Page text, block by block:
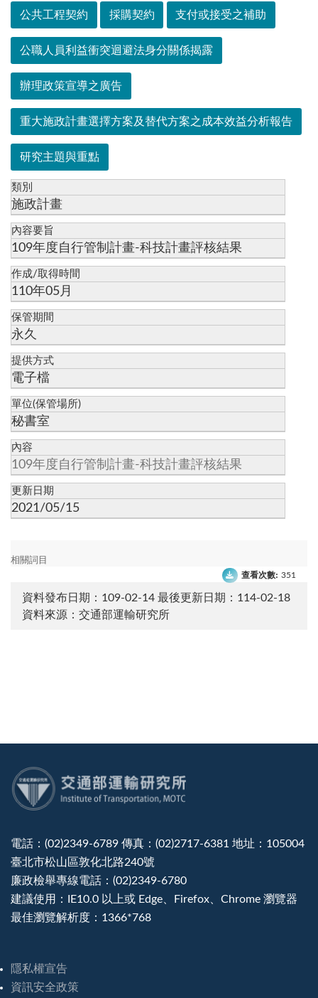
公共工程契約 採購契約 支付或接受之補助
公職人員利益衝突迴避法身分關係揭露
辦理政策宣導之廣告
重大施政計畫選擇方案及替代方案之成本效益分析報告
研究主題與重點
類別
施政計畫
內容要旨
109年度自行管制計畫-科技計畫評核結果
作成/取得時間
110年05月
保管期間
永久
提供方式
電子檔
單位(保管場所)
秘書室
內容
109年度自行管制計畫-科技計畫評核結果
更新日期
2021/05/15
相關詞目
查看次數: 351
資料發布日期：109-02-14 最後更新日期：114-02-18
資料來源：交通部運輸研究所
電話：(02)2349-6789 傳真：(02)2717-6381 地址：105004
臺北市松山區敦化北路240號
廉政檢舉專線電話：(02)2349-6780
建議使用：IE10.0 以上或 Edge、Firefox、Chrome 瀏覽器
最佳瀏覽解析度：1366*768
隱私權宣告
資訊安全政策